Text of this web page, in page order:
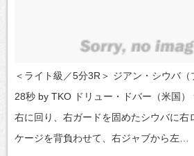
＜ライト級／5分3R＞ ジアン・シウバ
28秒 by TKO ドリュー・ドバー（米国
右に回り、右ガードを固めたシウバに右
ケージを背負わせて、右ジャブから左…